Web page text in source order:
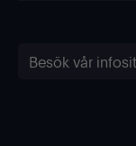
Besök vår